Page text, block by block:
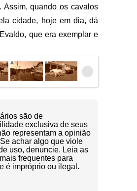
Assim, quando os cavalos
cidade, hoje em dia, dá
que era exemplar e
são de
exclusiva de seus
representam a opinião
achar algo que viole
uso, denuncie. Leia as
frequentes para
é impróprio ou ilegal.